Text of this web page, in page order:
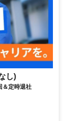
し)
＆定時退社